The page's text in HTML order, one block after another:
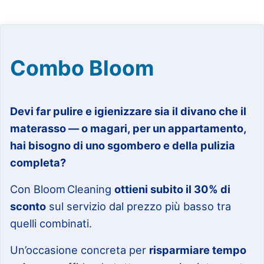
Combo Bloom
Devi far pulire e igienizzare sia il divano che il
materasso — o magari, per un appartamento,
hai bisogno di uno sgombero e della pulizia
completa?
Con Bloom Cleaningottieni subito il 30% di
sconto sul servizio dal prezzo più basso tra
quelli combinati.
Un’occasione concreta per risparmiare tempo